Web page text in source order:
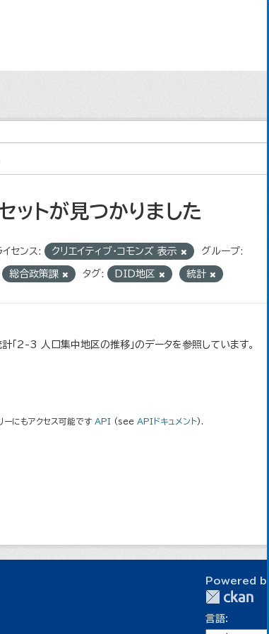
ットが見つかりました
イセンス: クリエイティブ・コモンズ 表示 グループ:
総合政策課 タグ: DID地区 統計
「2-3 人口集中地区の推移」のデータを参照しています。
にもアクセス可能です API (see APIドキュメント).
Powered by
言語